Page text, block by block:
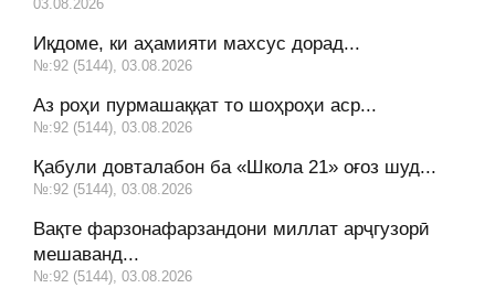
03.08.2026
Иқдоме, ки аҳамияти махсус дорад...
№:92 (5144), 03.08.2026
Аз роҳи пурмашаққат то шоҳроҳи аср...
№:92 (5144), 03.08.2026
Қабули довталабон ба «Школа 21» оғоз шуд...
№:92 (5144), 03.08.2026
Вақте фарзонафарзандони миллат арҷгузорӣ
мешаванд...
№:92 (5144), 03.08.2026